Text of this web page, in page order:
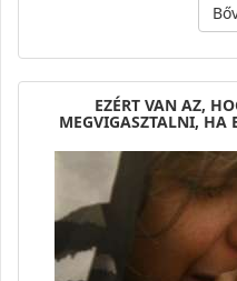
EZÉRT VAN AZ,
MEGVIGASZTALNI, HA